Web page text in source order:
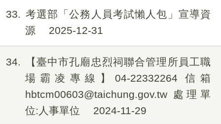
33
考選部「公務人員考試懶人包」宣導資
源
2025-12-31
34
【臺中市孔廟忠烈祠聯合管理所員工職
場霸凌專線】04-22332264 信箱
hbtcm00603@taichung.gov.tw 處理單
位:人事單位
2024-11-29